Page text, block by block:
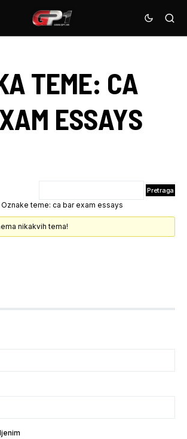
TEME: CA
ESSAYS
Oznake teme: ca bar exam essays
nikakvih tema!